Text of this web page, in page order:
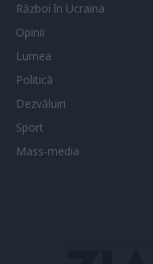
Război în Ucraina
Opinii
Lumea
Politică
Dezvăluiri
Sport
Mass-media